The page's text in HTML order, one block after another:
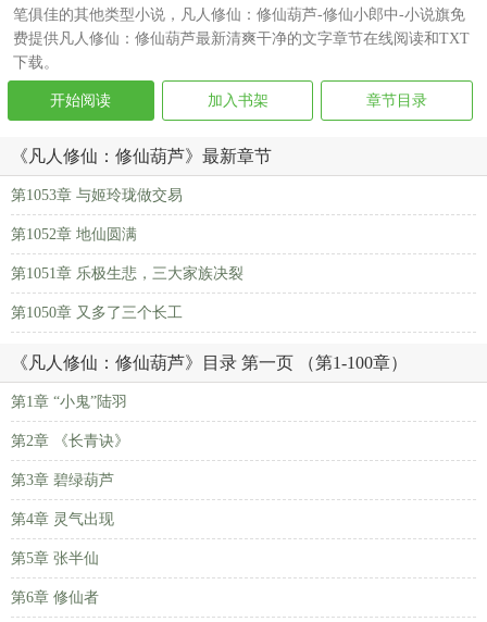
笔俱佳的其他类型小说，凡人修仙：修仙葫芦-修仙小郎中-小说旗免
费提供凡人修仙：修仙葫芦最新清爽干净的文字章节在线阅读和TXT
下载。
开始阅读 加入书架 章节目录
《凡人修仙：修仙葫芦》最新章节
第1053章 与姬玲珑做交易
第1052章 地仙圆满
第1051章 乐极生悲，三大家族决裂
第1050章 又多了三个长工
《凡人修仙：修仙葫芦》目录 第一页 （第1-100章）
第1章 “小鬼”陆羽
第2章 《长青诀》
第3章 碧绿葫芦
第4章 灵气出现
第5章 张半仙
第6章 修仙者